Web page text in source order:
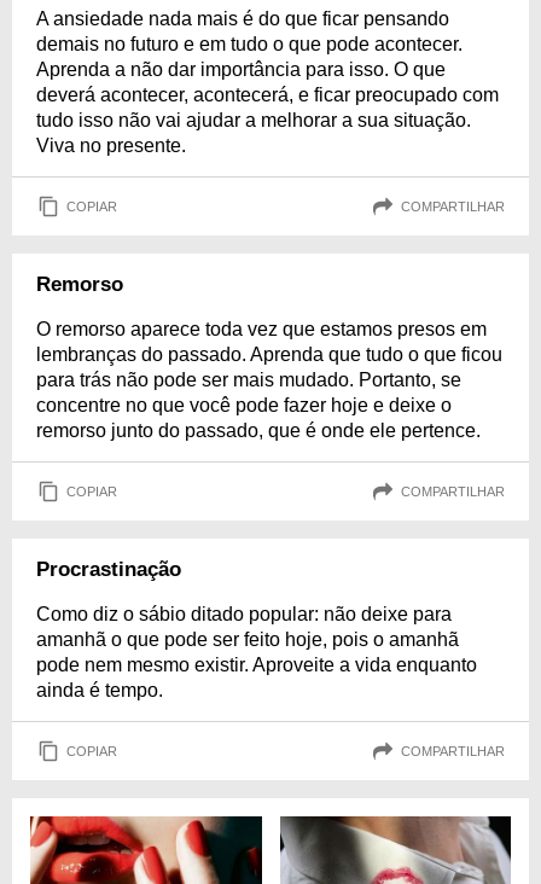
A ansiedade nada mais é do que ficar pensando
demais no futuro e em tudo o que pode acontecer.
Aprenda a não dar importância para isso. O que
deverá acontecer, acontecerá, e ficar preocupado com
tudo isso não vai ajudar a melhorar a sua situação.
Viva no presente.
COPIAR COMPARTILHAR
Remorso
O remorso aparece toda vez que estamos presos em
lembranças do passado. Aprenda que tudo o que ficou
para trás não pode ser mais mudado. Portanto, se
concentre no que você pode fazer hoje e deixe o
remorso junto do passado, que é onde ele pertence.
COPIAR COMPARTILHAR
Procrastinação
Como diz o sábio ditado popular: não deixe para
amanhã o que pode ser feito hoje, pois o amanhã
pode nem mesmo existir. Aproveite a vida enquanto
ainda é tempo.
COPIAR COMPARTILHAR